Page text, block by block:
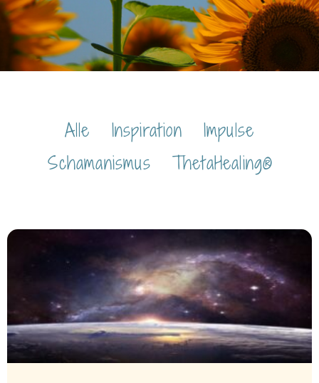
Alle Inspiration
Impulse
Schamanismus
ThetaHealing®